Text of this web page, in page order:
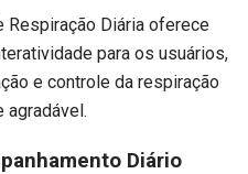
Respiração Diária oferece
para os usuários,
e controle da respiração
agradável.
Diário